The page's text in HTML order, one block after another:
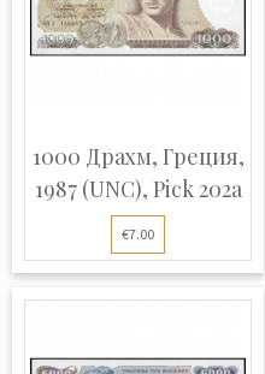
1000 Драхм, Греция,
1987 (UNC), Pick 202a
€7.00